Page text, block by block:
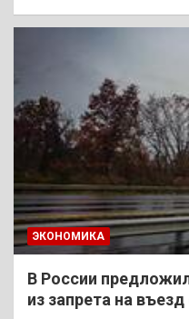
ЭКОНОМИКА
В России
из запрета на